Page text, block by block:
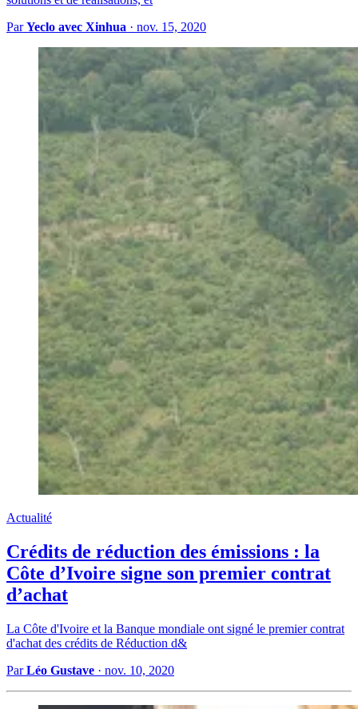
ParYeclo avec Xinhua · nov. 15, 2020
Actualité
Crédits de réduction des émissions : la
Côte d’Ivoire signe son premier contrat
d’achat
La Côte d'Ivoire et la Banque mondiale ont signé le premier contrat
d'achat des crédits de Réduction d&
ParLéo Gustave · nov. 10, 2020